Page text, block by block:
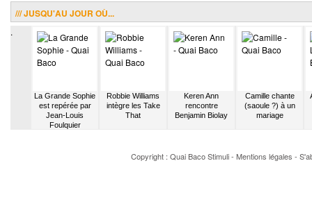
/// JUSQU'AU JOUR OÙ...
.
La Grande Sophie
est repérée par
Jean-Louis
Foulquier
Robbie Williams
intègre les Take
That
Keren Ann
rencontre
Benjamin Biolay
Camille chante
(saoule ?) à un
mariage
Copyright : Quai BacoStimuli- Mentions légales -